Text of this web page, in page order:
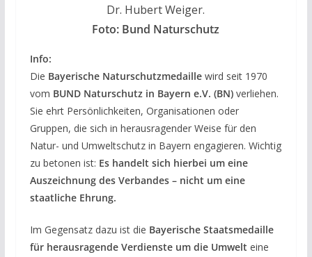
Dr. Hubert Weiger.
Foto: Bund Naturschutz
Info:
Die Bayerische Naturschutzmedaillewird seit 1970
vom BUND Naturschutz in Bayern e.V. (BN)verliehen.
Sie ehrt Persönlichkeiten, Organisationen oder
Gruppen, die sich in herausragender Weise für den
Natur- und Umweltschutz in Bayern engagieren. Wichtig
zu betonen ist: Es handelt sich hierbei um eine
Auszeichnung des Verbandes – nicht um eine
staatliche Ehrung.
Im Gegensatz dazu ist die Bayerische Staatsmedaille
für herausragende Verdienste um die Umwelt eine